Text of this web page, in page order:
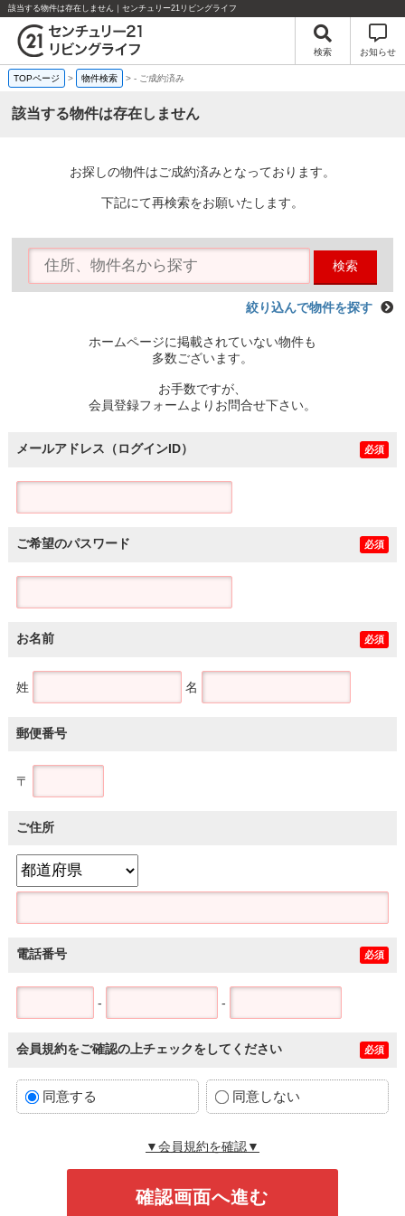
該当する物件は存在しません｜センチュリー21リビングライフ
検索 お知らせ
TOPページ > 物件検索 >- ご成約済み
該当する物件は存在しません
お探しの物件はご成約済みとなっております。
下記にて再検索をお願いたします。
検索
絞り込んで物件を探す
ホームページに掲載されていない物件も
多数ございます。
お手数ですが、
会員登録フォームよりお問合せ下さい。
メールアドレス（ログインID） 必須
ご希望のパスワード 必須
お名前 必須
姓 名
郵便番号
〒
ご住所
電話番号 必須
- -
会員規約をご確認の上チェックをしてください 必須
同意する 同意しない
▼会員規約を確認▼